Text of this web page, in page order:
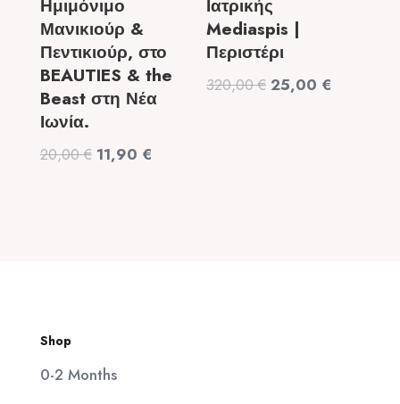
Ημιμόνιμο
Μανικιούρ &
Πεντικιούρ, στο
BEAUTIES & the
Beast στη Νέα
Ιωνία.
20,00€ Original
11,90 €
Ιατρικής
Mediaspis |
Περιστέρι
320,00€ Original
25,00 €
Shop
0-2 Months